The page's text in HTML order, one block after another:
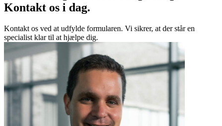
Kontakt os i dag.
Kontakt os ved at udfylde formularen. Vi sikrer, at der står en
specialist klar til at hjælpe dig.